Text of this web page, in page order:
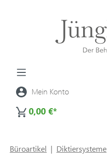
Mein Konto
0,00 €*
Büroartikel | Diktiersysteme